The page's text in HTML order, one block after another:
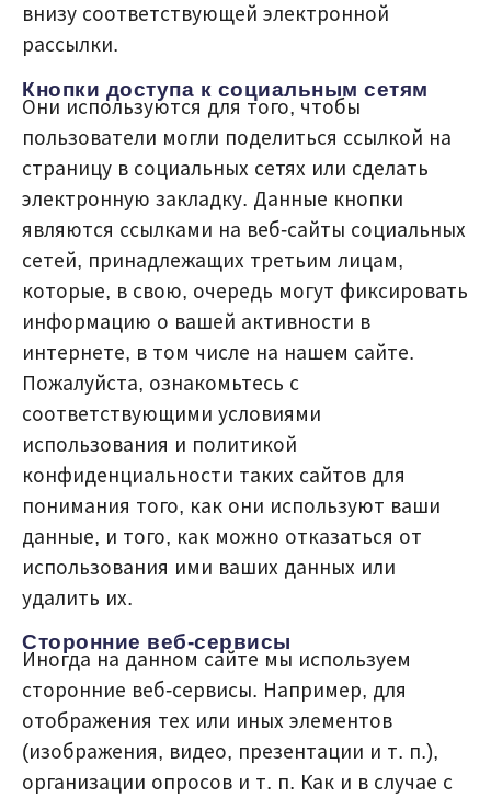
внизу соответствующей электронной
рассылки.
Кнопки доступа к социальным сетям
Они используются для того, чтобы
пользователи могли поделиться ссылкой на
страницу в социальных сетях или сделать
электронную закладку. Данные кнопки
являются ссылками на веб-сайты социальных
сетей, принадлежащих третьим лицам,
которые, в свою, очередь могут фиксировать
информацию о вашей активности в
интернете, в том числе на нашем сайте.
Пожалуйста, ознакомьтесь с
соответствующими условиями
использования и политикой
конфиденциальности таких сайтов для
понимания того, как они используют ваши
данные, и того, как можно отказаться от
использования ими ваших данных или
удалить их.
Сторонние веб-сервисы
Иногда на данном сайте мы используем
сторонние веб-сервисы. Например, для
отображения тех или иных элементов
(изображения, видео, презентации и т. п.),
организации опросов и т. п. Как и в случае с